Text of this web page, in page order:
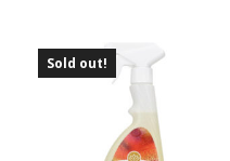
Sold out!